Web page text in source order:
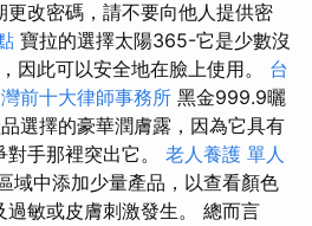
改密碼，請不要向他人提供密
寶拉的選擇太陽365-它是少數沒
因此可以安全地在臉上使用。 台
前十大律師事務所 黑金999.9曬
選擇的豪華潤膚露，因為它具有
手那裡突出它。 老人養護 單人
域中添加少量產品，以查看顏色
敏或皮膚刺激發生。 總而言